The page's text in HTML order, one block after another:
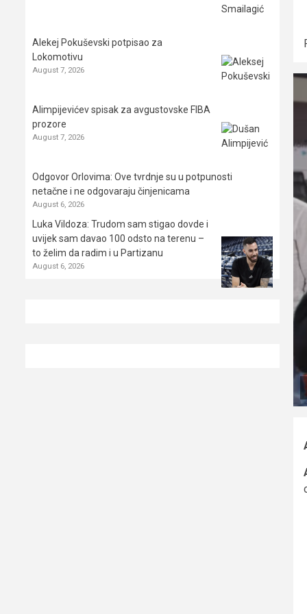
Alekej Pokuševski potpisao za
Lokomotivu
August 7, 2026
Alimpijevićev spisak za avgustovske FIBA
prozore
August 7, 2026
Odgovor Orlovima: ​Ove tvrdnje su u potpunosti
netačne i ne odgovaraju činjenicama
August 6, 2026
Luka Vildoza: Trudom sam stigao dovde i
uvijek sam davao 100 odsto na terenu –
to želim da radim i u Partizanu
August 6, 2026